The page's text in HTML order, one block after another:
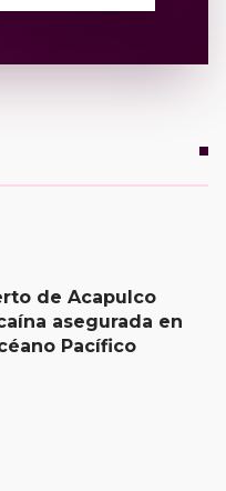
de Acapulco
asegurada en
Pacífico